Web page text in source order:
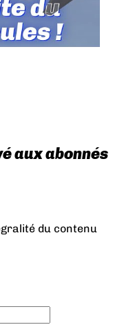
aux abonnés
du contenu